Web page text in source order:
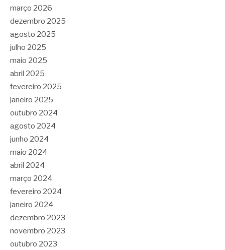
março 2026
dezembro 2025
agosto 2025
julho 2025
maio 2025
abril 2025
fevereiro 2025
janeiro 2025
outubro 2024
agosto 2024
junho 2024
maio 2024
abril 2024
março 2024
fevereiro 2024
janeiro 2024
dezembro 2023
novembro 2023
outubro 2023